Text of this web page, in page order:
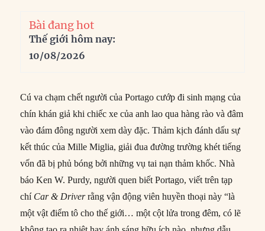
Bài đang hot
Thế giới hôm nay:
10/08/2026
Cú va chạm chết người của Portago cướp đi sinh mạng của
chín khán giả khi chiếc xe của anh lao qua hàng rào và đâm
vào đám đông người xem dày đặc. Thảm kịch đánh dấu sự
kết thúc của Mille Miglia, giải đua đường trường khét tiếng
vốn đã bị phủ bóng bởi những vụ tai nạn thảm khốc. Nhà
báo Ken W. Purdy, người quen biết Portago, viết trên tạp
chí Car & Driverrằng vận động viên huyền thoại này “là
một vật điểm tô cho thế giới… một cột lửa trong đêm, có lẽ